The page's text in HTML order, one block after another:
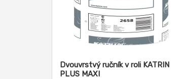
Dvouvrstvý ručník v roli KATRIN
PLUS MAXI